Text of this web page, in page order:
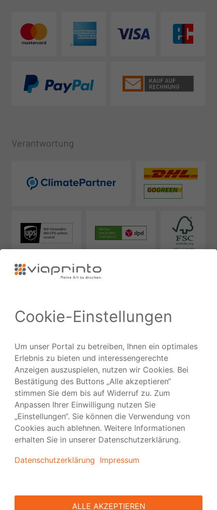
Verantwortung
Folgen Sie uns
Presse|über viaprinto|Kontakt